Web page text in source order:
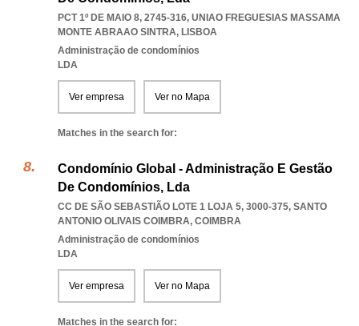
PCT 1º DE MAIO 8, 2745-316, UNIAO FREGUESIAS MASSAMA
MONTE ABRAAO SINTRA, LISBOA
Administração de condomínios
LDA
Ver empresa Ver no Mapa
Matches in the search for:
Condomínio Global - Administração E Gestão
De Condomínios, Lda
CC DE SÃO SEBASTIÃO LOTE 1 LOJA 5, 3000-375, SANTO
ANTONIO OLIVAIS COIMBRA, COIMBRA
Administração de condomínios
LDA
Ver empresa Ver no Mapa
Matches in the search for: